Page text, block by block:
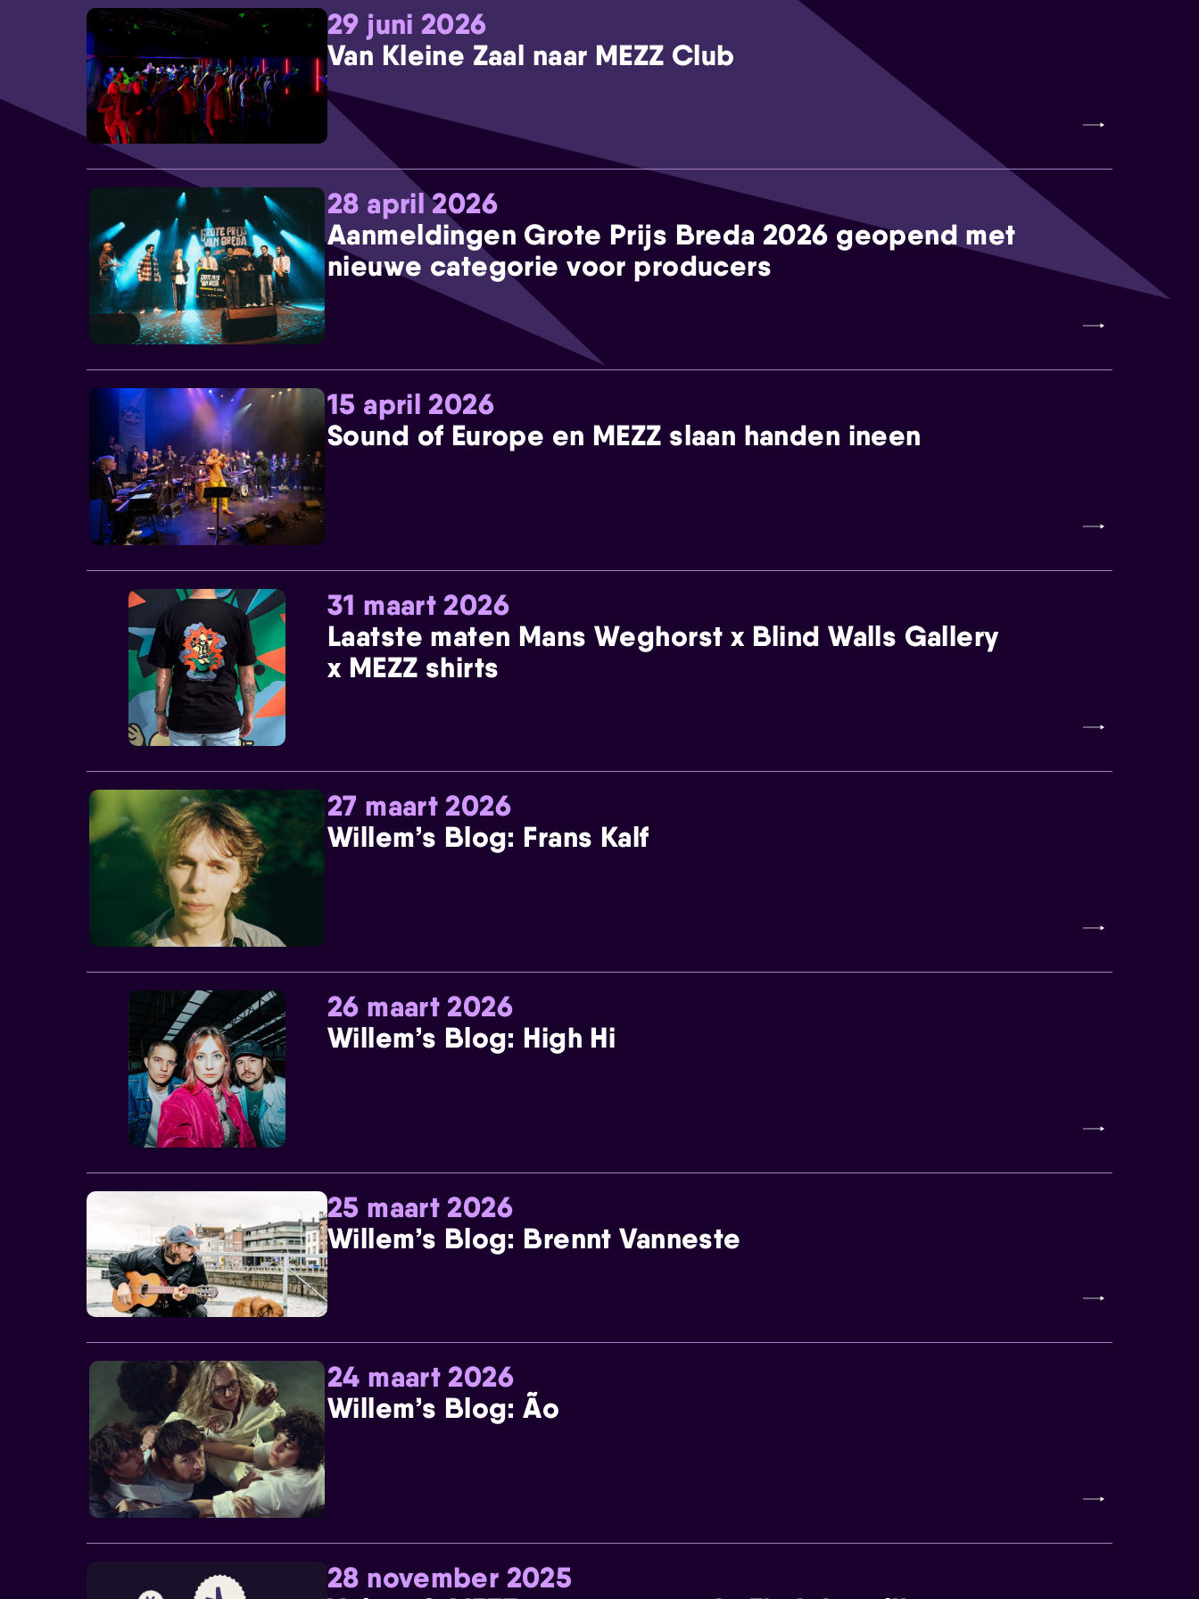
29 juni 2026
Van Kleine Zaal naar MEZZ Club
28 april 2026
Aanmeldingen Grote Prijs Breda 2026 geopend met
nieuwe categorie voor producers
15 april 2026
Sound of Europe en MEZZ slaan handen ineen
31 maart 2026
Laatste maten Mans Weghorst x Blind Walls Gallery
x MEZZ shirts
27 maart 2026
Willem’s Blog: Frans Kalf
26 maart 2026
Willem’s Blog: High Hi
25 maart 2026
Willem’s Blog: Brennt Vanneste
24 maart 2026
Willem’s Blog: Ão
28 november 2025